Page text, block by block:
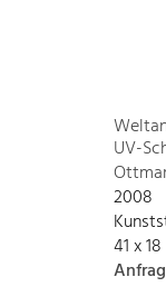
UV-
2008
41 x